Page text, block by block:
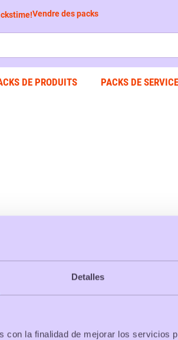
Detalles
con la finalidad de mejorar los servicios
Vendre des packs
DE PRODUITS PACKS DE